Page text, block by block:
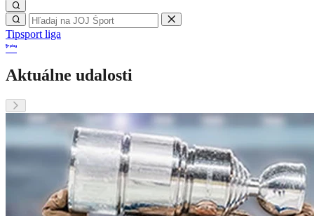
Tipsport liga
Aktuálne udalosti